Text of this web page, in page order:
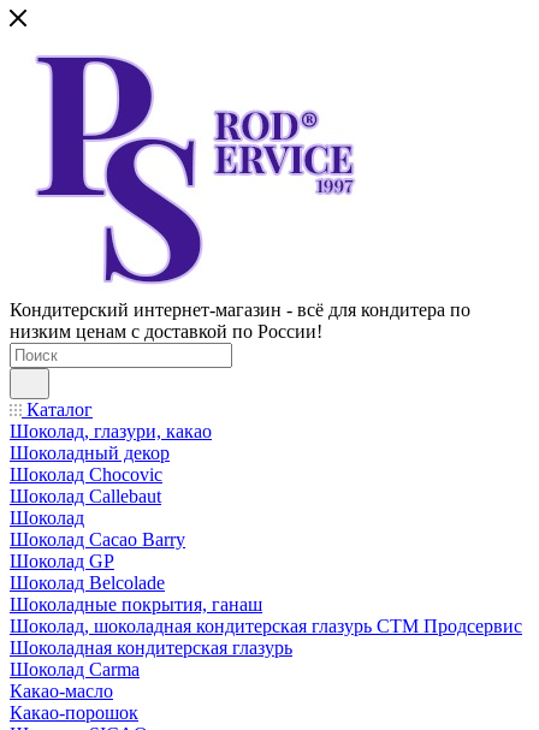
Кондитерский интернет-магазин - всё для кондитера по
низким ценам с доставкой по России!
Каталог
Шоколад, глазури, какао
Шоколадный декор
Шоколад Chocovic
Шоколад Callebaut
Шоколад
Шоколад Cacao Barry
Шоколад GP
Шоколад Belcolade
Шоколадные покрытия, ганаш
Шоколад, шоколадная кондитерская глазурь СТМ Продсервис
Шоколадная кондитерская глазурь
Шоколад Carma
Какао-масло
Какао-порошок